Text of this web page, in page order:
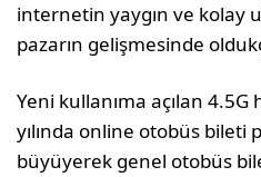
internetin yaygın ve kolay
pazarın gelişmesinde
Yeni kullanıma açılan
yılında online otobüs bileti
büyüyerek genel otobüs